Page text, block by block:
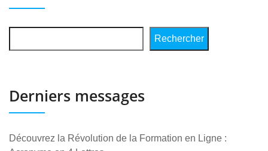
Rechercher
Derniers messages
Découvrez la Révolution de la Formation en Ligne :